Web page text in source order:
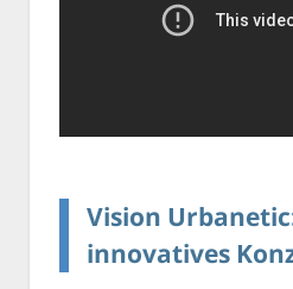
Vision
innovatives